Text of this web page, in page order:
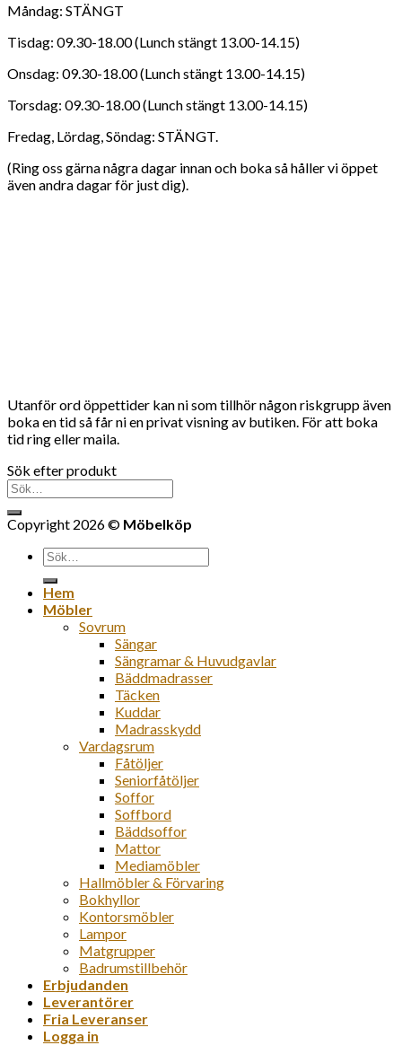
Måndag: STÄNGT
Tisdag: 09.30-18.00 (Lunch stängt 13.00-14.15)
Onsdag: 09.30-18.00 (Lunch stängt 13.00-14.15)
Torsdag: 09.30-18.00 (Lunch stängt 13.00-14.15)
Fredag, Lördag, Söndag: STÄNGT.
(Ring oss gärna några dagar innan och boka så håller vi öppet
även andra dagar för just dig).
Utanför ord öppettider kan ni som tillhör någon riskgrupp även
boka en tid så får ni en privat visning av butiken. För att boka
tid ring eller maila.
Sök efter produkt
Sök
efter:
Copyright 2026 © Möbelköp
Sök
efter:
Hem
Möbler
Sovrum
Sängar
Sängramar & Huvudgavlar
Bäddmadrasser
Täcken
Kuddar
Madrasskydd
Vardagsrum
Fåtöljer
Seniorfåtöljer
Soffor
Soffbord
Bäddsoffor
Mattor
Mediamöbler
Hallmöbler & Förvaring
Bokhyllor
Kontorsmöbler
Lampor
Matgrupper
Badrumstillbehör
Erbjudanden
Leverantörer
Fria Leveranser
Logga in